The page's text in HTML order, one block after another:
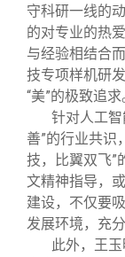
守科研一线的
的对专业的热
与经验相结合
技专项样机研
“美”的极致追求
针对人工
善”的行业共识
技，比翼双飞”
文精神指导，
建设，不仅要
发展环境，充
此外，王